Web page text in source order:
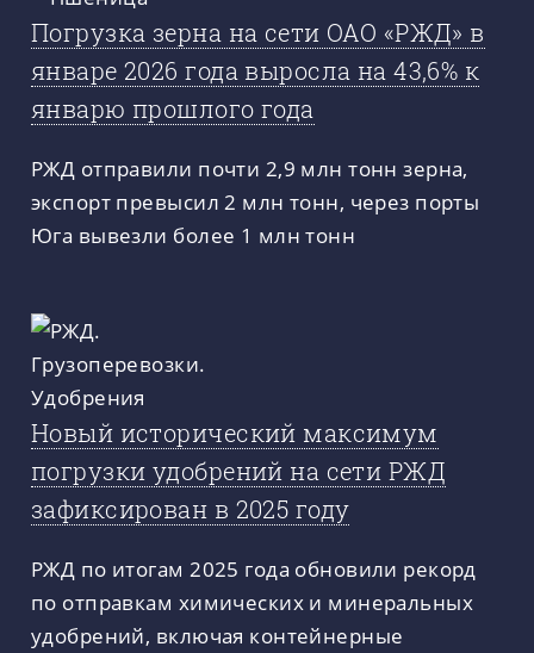
Погрузка зерна на сети ОАО «РЖД» в
январе 2026 года выросла на 43,6% к
январю прошлого года
РЖД отправили почти 2,9 млн тонн зерна,
экспорт превысил 2 млн тонн, через порты
Юга вывезли более 1 млн тонн
Новый исторический максимум
погрузки удобрений на сети РЖД
зафиксирован в 2025 году
РЖД по итогам 2025 года обновили рекорд
по отправкам химических и минеральных
удобрений, включая контейнерные